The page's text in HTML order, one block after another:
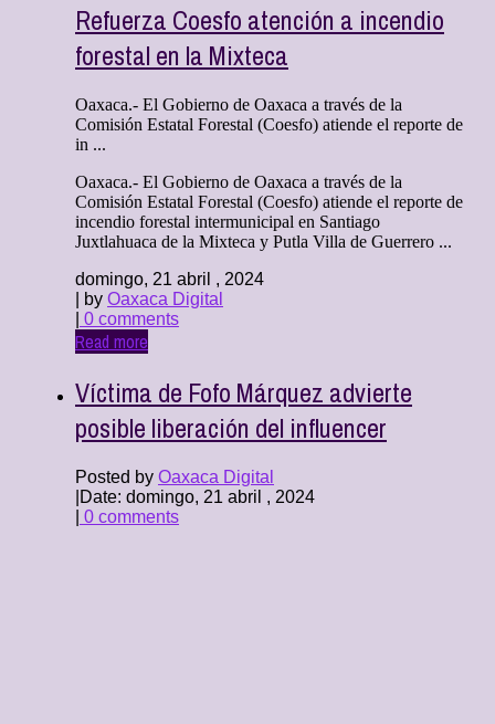
Refuerza Coesfo atención a incendio
forestal en la Mixteca
Oaxaca.- El Gobierno de Oaxaca a través de la
Comisión Estatal Forestal (Coesfo) atiende el reporte de
in ...
Oaxaca.- El Gobierno de Oaxaca a través de la
Comisión Estatal Forestal (Coesfo) atiende el reporte de
incendio forestal intermunicipal en Santiago
Juxtlahuaca de la Mixteca y Putla Villa de Guerrero ...
domingo, 21 abril , 2024
| by Oaxaca Digital
0 comments
Read more
Víctima de Fofo Márquez advierte
posible liberación del influencer
Posted by Oaxaca Digital
Date: domingo, 21 abril , 2024
0 comments